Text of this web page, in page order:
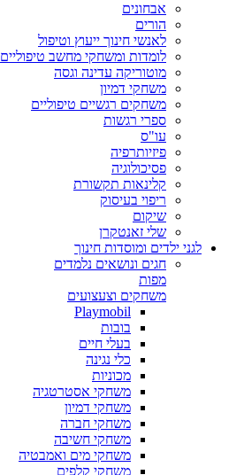
אבחונים
הורים
לאנשי חינוך ייעוץ וטיפול
לומדות ומשחקי מחשב טיפוליים
מוטוריקה עדינה וגסה
משחקי דמיון
משחקים רגשיים טיפוליים
ספרי רגשות
עו"ס
פיזיותרפיה
פסיכולוגיה
קלינאות תקשורת
ריפוי בעיסוק
שיקום
שלי זאנטקרן
לגני ילדים ומוסדות חינוך
חגים ונושאים נלמדים
מפות
משחקים וצעצועים
Playmobil
בובות
בעלי חיים
כלי נגינה
מכוניות
משחקי אסטרטגיה
משחקי דמיון
משחקי חברה
משחקי חשיבה
משחקי מים ואמבטיה
משחקי קלפים